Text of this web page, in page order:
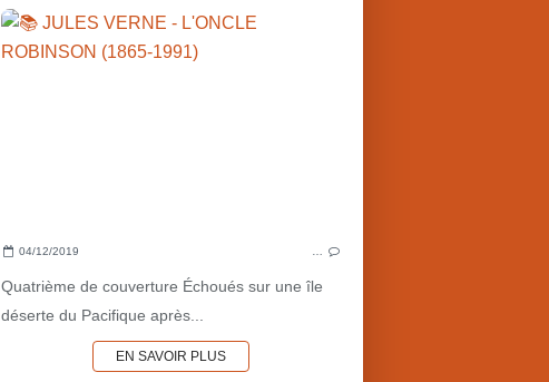
♥ COUP DE COEUR
MARS•ROMANS
04/12/2019
Quatrième de couverture Échoués sur une île
déserte du Pacifique après...
EN SAVOIR PLUS